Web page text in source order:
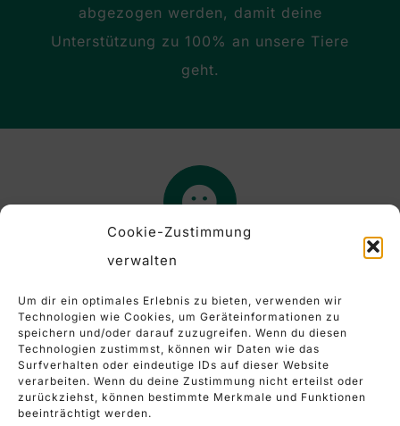
Cookie-Zustimmung
verwalten
Um dir ein optimales Erlebnis zu bieten, verwenden wir
Technologien wie Cookies, um Geräteinformationen zu
speichern und/oder darauf zuzugreifen. Wenn du diesen
Technologien zustimmst, können wir Daten wie das
Surfverhalten oder eindeutige IDs auf dieser Website
verarbeiten. Wenn du deine Zustimmung nicht erteilst oder
zurückziehst, können bestimmte Merkmale und Funktionen
beeinträchtigt werden.
abgezogen werden, damit deine
Unterstützung zu 100% an unsere Tiere
geht.